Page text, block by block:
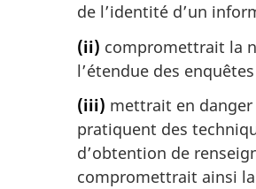
de l’identité d’un
(ii) compromettrait la
l’étendue des
(iii) mettrait en danger
pratiquent des
d’obtention de
compromettrait ainsi